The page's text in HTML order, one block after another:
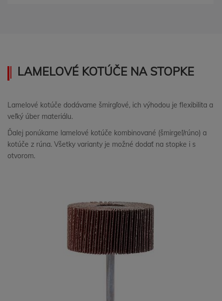
LAMELOVÉ KOTÚČE NA STOPKE
Lamelové kotúče dodávame šmirgľové, ich výhodou je flexibilita a
veľký úber materiálu.
Ďalej ponúkame lamelové kotúče kombinované (šmirgeľ/rúno) a
kotúče z rúna. Všetky varianty je možné dodať na stopke i s
otvorom.